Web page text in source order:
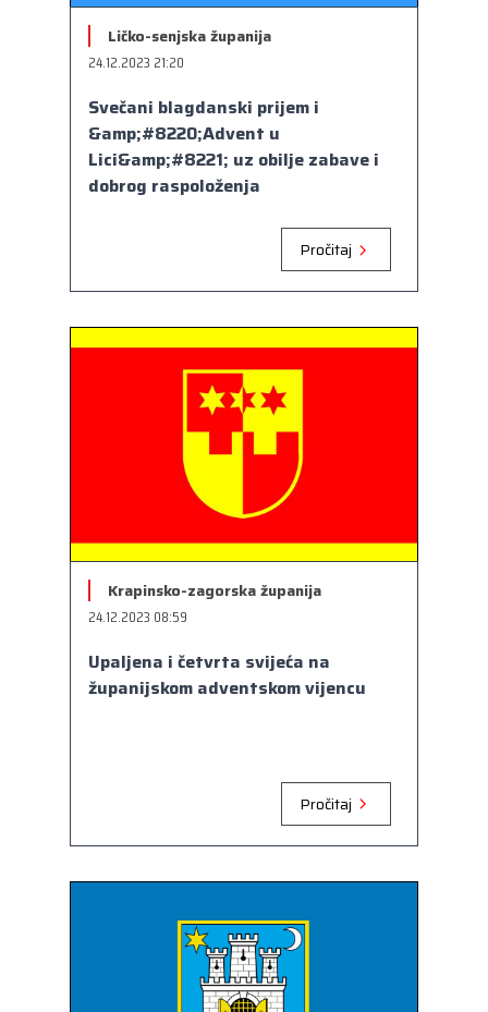
Europski odbor regija
Ličko-senjska županija
24.12.2023 21:20
Svečani blagdanski prijem i
&amp;#8220;Advent u
Lici&amp;#8221; uz obilje zabave i
dobrog raspoloženja
Pročitaj
Krapinsko-zagorska županija
24.12.2023 08:59
Upaljena i četvrta svijeća na
županijskom adventskom vijencu
Pročitaj